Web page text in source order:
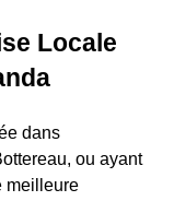
Locale
dans
ou ayant
meilleure